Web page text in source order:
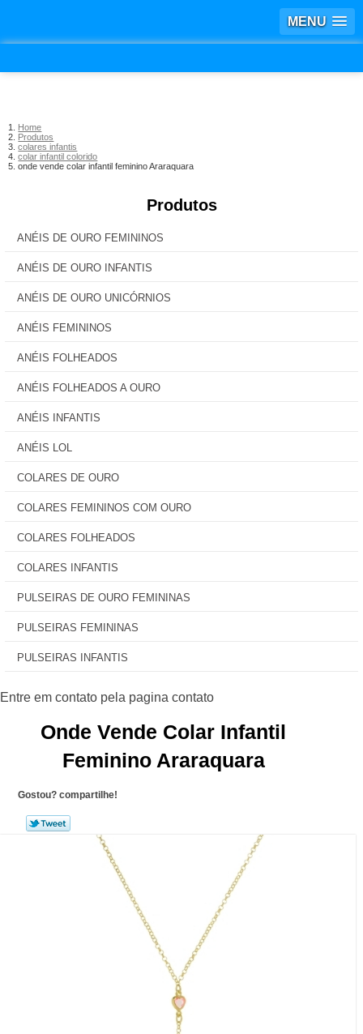
MENU
Home
Produtos
colares infantis
colar infantil colorido
onde vende colar infantil feminino Araraquara
Produtos
ANÉIS DE OURO FEMININOS
ANÉIS DE OURO INFANTIS
ANÉIS DE OURO UNICÓRNIOS
ANÉIS FEMININOS
ANÉIS FOLHEADOS
ANÉIS FOLHEADOS A OURO
ANÉIS INFANTIS
ANÉIS LOL
COLARES DE OURO
COLARES FEMININOS COM OURO
COLARES FOLHEADOS
COLARES INFANTIS
PULSEIRAS DE OURO FEMININAS
PULSEIRAS FEMININAS
PULSEIRAS INFANTIS
Onde Vende Colar Infantil
Feminino Araraquara
Gostou? compartilhe!